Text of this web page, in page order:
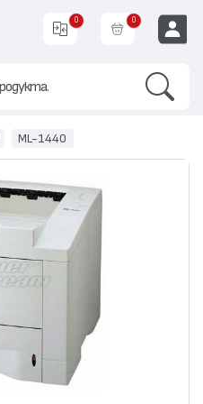
0 0
ML-1440